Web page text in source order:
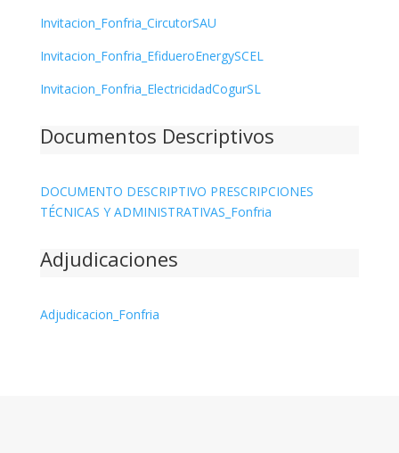
Invitacion_Fonfria_CircutorSAU
Invitacion_Fonfria_EfidueroEnergySCEL
Invitacion_Fonfria_ElectricidadCogurSL
Documentos Descriptivos
DOCUMENTO DESCRIPTIVO PRESCRIPCIONES
TÉCNICAS Y ADMINISTRATIVAS_Fonfria
Adjudicaciones
Adjudicacion_Fonfria